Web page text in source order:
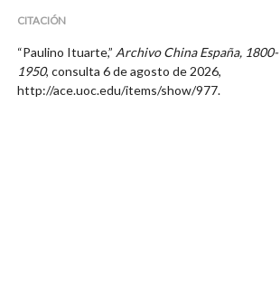
CITACIÓN
“Paulino Ituarte,” Archivo China España, 1800-
1950, consulta 6 de agosto de 2026,
http://ace.uoc.edu/items/show/977.